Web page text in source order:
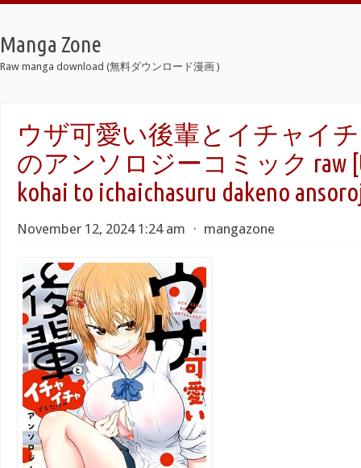
Manga Zone
Raw manga download (無料ダウンロード漫画 )
ウザ可愛い後輩とイチャイ
のアンソロジーコミック raw
kohai to ichaichasuru dakeno
November 12, 2024 1:24 am ⋅ mangazone